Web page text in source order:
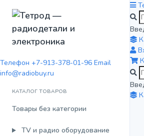
Телефон +7-913-378-01-96 Email
info@radiobuy.ru
КАТАЛОГ ТОВАРОВ
Товары без категории
TV и радио оборудование